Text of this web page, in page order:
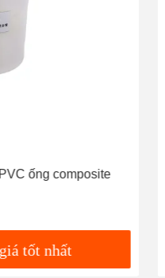
ống composite
tốt nhất